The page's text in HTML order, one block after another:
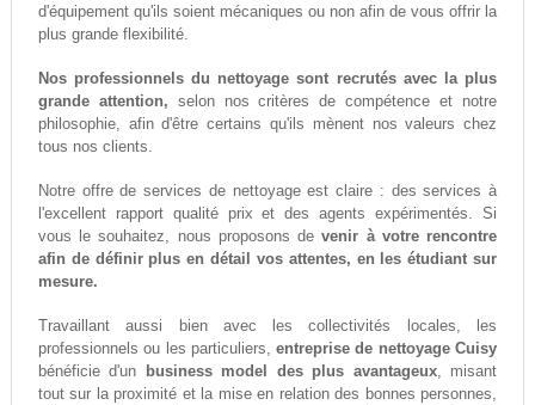
d'équipement qu'ils soient mécaniques ou non afin de vous offrir la
plus grande flexibilité.
Nos professionnels du nettoyage sont recrutés avec la plus
grande attention, selon nos critères de compétence et notre
philosophie, afin d'être certains qu'ils mènent nos valeurs chez
tous nos clients.
Notre offre de services de nettoyage est claire : des services à
l'excellent rapport qualité prix et des agents expérimentés. Si
vous le souhaitez, nous proposons devenir à votre rencontre
afin de définir plus en détail vos attentes, en les étudiant sur
mesure.
Travaillant aussi bien avec les collectivités locales, les
professionnels ou les particuliers,entreprise de nettoyage Cuisy
bénéficie d'un
business model des plus avantageux, misant
tout sur la proximité et la mise en relation des bonnes personnes,